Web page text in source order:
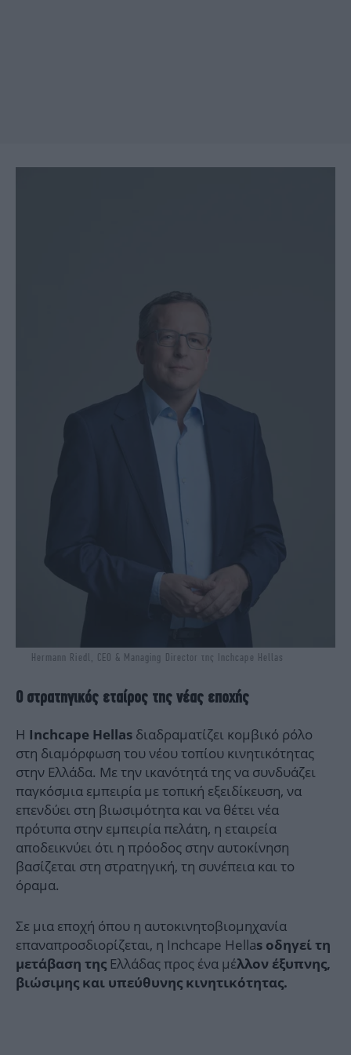
Hermann Riedl, CEO & Managing Director της Inchcape Hellas
Ο στρατηγικός εταίρος της νέας εποχής
Η Inchcape Hellas διαδραματίζει κομβικό ρόλο
στη διαμόρφωση του νέου τοπίου κινητικότητας
στην Ελλάδα. Με την ικανότητά της να συνδυάζει
παγκόσμια εμπειρία με τοπική εξειδίκευση, να
επενδύει στη βιωσιμότητα και να θέτει νέα
πρότυπα στην εμπειρία πελάτη, η εταιρεία
αποδεικνύει ότι η πρόοδος στην αυτοκίνηση
βασίζεται στη στρατηγική, τη συνέπεια και το
όραμα.
Σε μια εποχή όπου η αυτοκινητοβιομηχανία
επαναπροσδιορίζεται, η Inchcape Hellas οδηγεί τη
μετάβαση της Ελλάδας προς ένα μέλλον έξυπνης,
βιώσιμης και υπεύθυνης κινητικότητας.